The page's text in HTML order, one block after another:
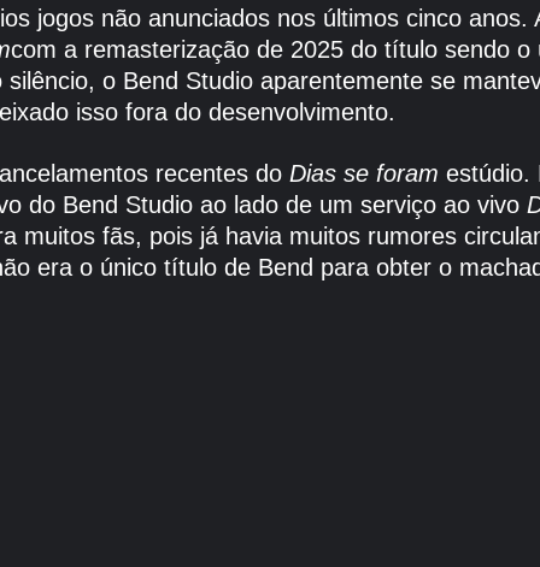
jogos não anunciados nos últimos cinco anos.
com a remasterização de 2025 do título sendo
o Bend Studio aparentemente se
isso fora do desenvolvimento.
recentes do Dias se foram estúdio.
do Bend Studio ao lado de um serviço ao vivo
muitos fãs, pois já havia muitos rumores
era o único título de Bend para obter o